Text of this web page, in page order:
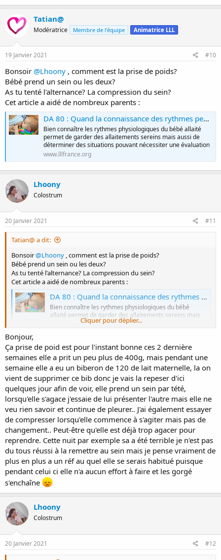
Tatian@
Modératrice Membre de l'équipe Animatrice LLL
19 Janvier 2021 #10
Bonsoir @Lhoony , comment est la prise de poids?
Bébé prend un sein ou les deux?
As tu tenté l'alternance? La compression du sein?
Cet article a aidé de nombreux parents :
DA 80 : Quand la connaissance des rythmes peut lever des obstacles
Bien connaître les rythmes physiologiques du bébé allaité
permet de garder des allaitements sereins mais aussi de
déterminer des situations pouvant nécessiter une évaluation
www.lllfrance.org
Lhoony
Colostrum
20 Janvier 2021 #11
Tatian@ a dit:
Bonsoir@Lhoony , comment est la prise de poids?
Bébé prend un sein ou les deux?
As tu tenté l'alternance? La compression du sein?
Cet article a aidé de nombreux parents :
DA 80 : Quand la connaissance des rythmes peut lever des obstacles
Bien connaître les rythmes physiologiques du bébé
allaité permet de garder des allaitements sereins mais
aussi de déterminer des situations pouvant nécessiter
Cliquer pour déplier...
Bonjour,
Ça prise de poid est pour l'instant bonne ces 2 dernière
semaines elle a prit un peu plus de 400g, mais pendant une
semaine elle a eu un biberon de 120 de lait maternelle, la on
vient de supprimer ce bib donc je vais la repeser d'ici
quelques jour afin de voir, elle prend un sein par tété,
lorsqu'elle s'agace j'essaie de lui présenter l'autre mais elle ne
veu rien savoir et continue de pleurer.. J'ai également essayer
de compresser lorsqu'elle commence à s'agiter mais pas de
changement.. Peut-être qu'elle est déjà trop agacer pour
reprendre. Cette nuit par exemple sa a été terrible je n'est pas
du tous réussi à la remettre au sein mais je pense vraiment de
plus en plus a un réf au quel elle se serais habitué puisque
pendant celui ci elle n'a aucun effort à faire et les gorgé
s'enchaîne
Lhoony
Colostrum
20 Janvier 2021 #12